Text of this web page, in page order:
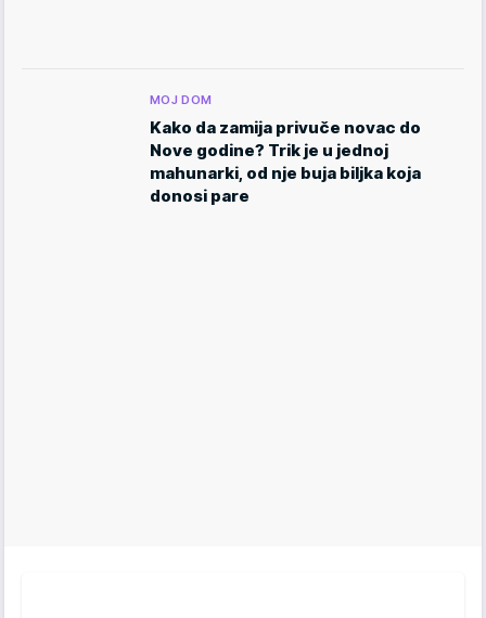
MOJ DOM
Kako da zamija privuče novac do
Nove godine? Trik je u jednoj
mahunarki, od nje buja biljka koja
donosi pare